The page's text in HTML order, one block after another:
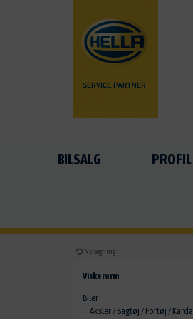
BILSALG PROFIL
Ny søgning
Viskerarm
Biler
Aksler / Bagtøj / Fortøj / Kardan